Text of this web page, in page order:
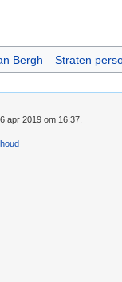
Bergh Straten
apr 2019 om 16:37.